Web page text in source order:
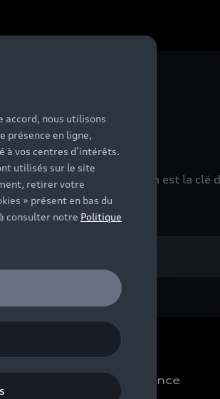
et meilleures. L'innovation est la clé
Audi Expérience
accord, nous utilisons
présence en ligne,
à vos centres d’intérêts.
utilisés sur le site
retirer votre
» présent en bas du
consulter notre Politique